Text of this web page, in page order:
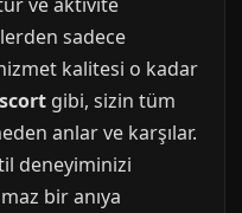
sadece
kalitesi o kadar
gibi, sizin tüm
anlar ve karşılar.
deneyiminizi
bir anıya